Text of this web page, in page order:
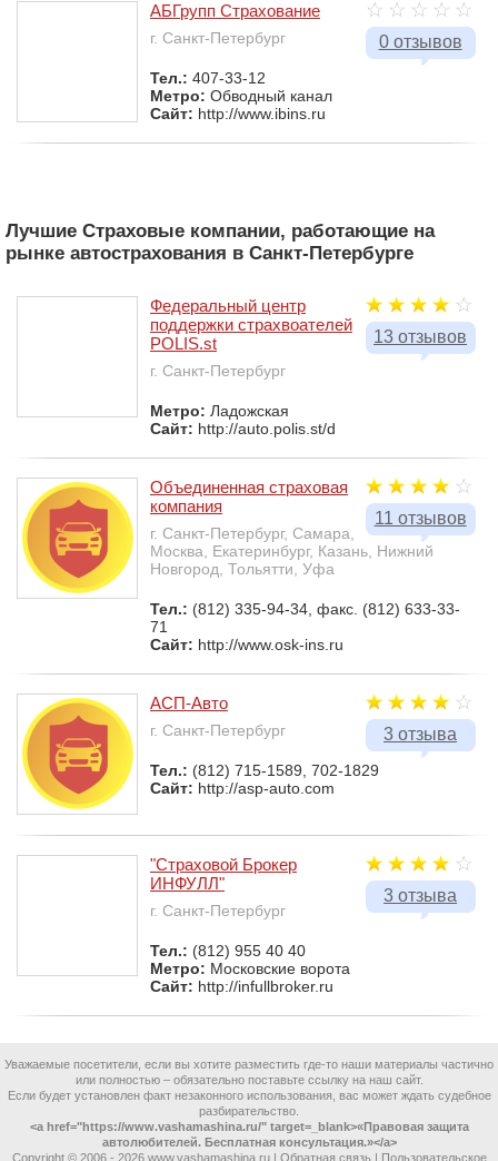
0 отзывов
АБГрупп Страхование
г. Санкт-Петербург
Тел.: 407-33-12
Метро: Обводный канал
Сайт: http://www.ibins.ru
Лучшие Страховые компании, работающие на
рынке автострахования в Санкт-Петербурге
13 отзывов
Федеральный центр
поддержки страхвоателей
POLIS.st
г. Санкт-Петербург
Метро: Ладожская
Сайт: http://auto.polis.st/d
11 отзывов
Объединенная страховая
компания
г. Санкт-Петербург, Самара,
Москва, Екатеринбург, Казань, Нижний
Новгород, Тольятти, Уфа
Тел.: (812) 335-94-34, факс. (812) 633-33-
71
Сайт: http://www.osk-ins.ru
3 отзыва
АСП-Авто
г. Санкт-Петербург
Тел.: (812) 715-1589, 702-1829
Сайт: http://asp-auto.com
3 отзыва
"Страховой Брокер
ИНФУЛЛ"
г. Санкт-Петербург
Тел.: (812) 955 40 40
Метро: Московские ворота
Сайт: http://infullbroker.ru
Уважаемые посетители, если вы хотите разместить где-то наши материалы частично
или полностью – обязательно поставьте ссылку на наш сайт.
Если будет установлен факт незаконного использования, вас может ждать судебное
разбирательство.
<a href="https://www.vashamashina.ru/" target=_blank>«Правовая защита
автолюбителей. Бесплатная консультация.»</a>
Copyright © 2006 - 2026 www.vashamashina.ru | Обратная связь Пользовательское